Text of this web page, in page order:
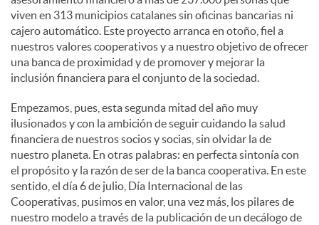
viven en 313 municipios catalanes sin oficinas bancarias ni
cajero automático. Este proyecto arranca en otoño, fiel a
nuestros valores cooperativos y a nuestro objetivo de ofrecer
una banca de proximidad y de promover y mejorar la
inclusión financiera para el conjunto de la sociedad.
Empezamos, pues, esta segunda mitad del año muy
ilusionados y con la ambición de seguir cuidando la salud
financiera de nuestros socios y socias, sin olvidar la de
nuestro planeta. En otras palabras: en perfecta sintonía con
el propósito y la razón de ser de la banca cooperativa. En este
sentido, el día 6 de julio, Día Internacional de las
Cooperativas, pusimos en valor, una vez más, los pilares de
nuestro modelo a través de la publicación de un decálogo de